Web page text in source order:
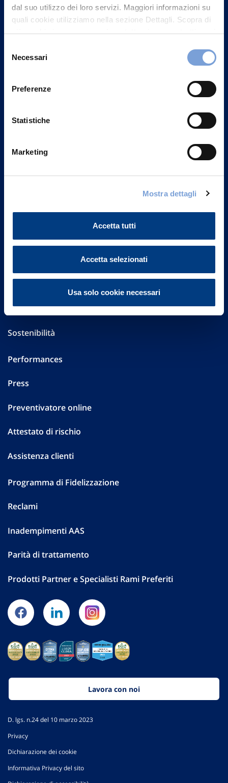
dal suo utilizzo dei loro servizi. Maggiori informazioni su
quali cookie utilizziamo nella sezione Dettagli. Scopra di
più su chi siamo, come può contattarci e come trattiamo i
può trovare nel footer del sito nella sezione "Informativa
delNecessari
Preferenze
Statistiche
Marketing
Mostra dettagli
Accetta tutti
Accetta selezionati
Usa solo cookie necessari
Contattaci
Vittoria Assicurazioni S.p.A.
Part. IVA 01329510158
FAQ
Altre informazioni
Sostenibilità
Performances
Press
Preventivatore online
Attestato di rischio
Assistenza clienti
Programma di Fidelizzazione
Reclami
Inadempimenti AAS
Parità di trattamento
Prodotti Partner e Specialisti Rami Preferiti
Lavora con noi
D. lgs. n.24 del 10 marzo 2023
Privacy
Dichiarazione dei cookie
Informativa Privacy del sito